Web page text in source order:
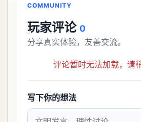
COMMUNITY
玩家评论 0
分享真实体验，友善交流。
评论暂时无法加载，请
写下你的想法